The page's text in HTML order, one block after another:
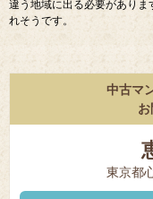
道もございますので、夜帰宅
より安全です。家電量販店や
中古マ